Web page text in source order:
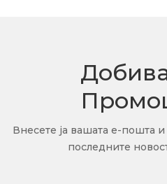
Внесете ја вашата е-пошта
последните